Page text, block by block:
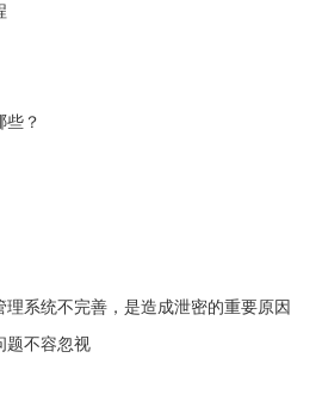
些？
系统不完善，是造成泄密的重要原因
题不容忽视